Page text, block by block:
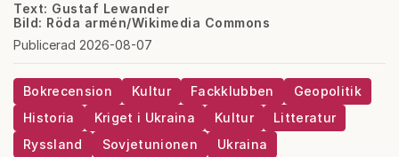
Text: Gustaf Lewander
Bild: Röda armén/Wikimedia Commons
Publicerad 2026-08-07
Bokrecension Kultur Fackklubben
Geopolitik
Historia
Kriget i Ukraina Kultur
Litteratur
Ryssland
Sovjetunionen Ukraina